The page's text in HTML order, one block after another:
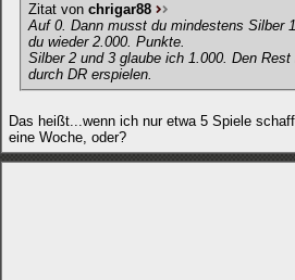
Zitat von chrigar88
Auf 0. Dann musst du mindestens Silber
du wieder 2.000. Punkte.
Silber 2 und 3 glaube ich 1.000. Den
durch DR erspielen.
Das heißt...wenn ich nur etwa 5 Spiele
eine Woche, oder?